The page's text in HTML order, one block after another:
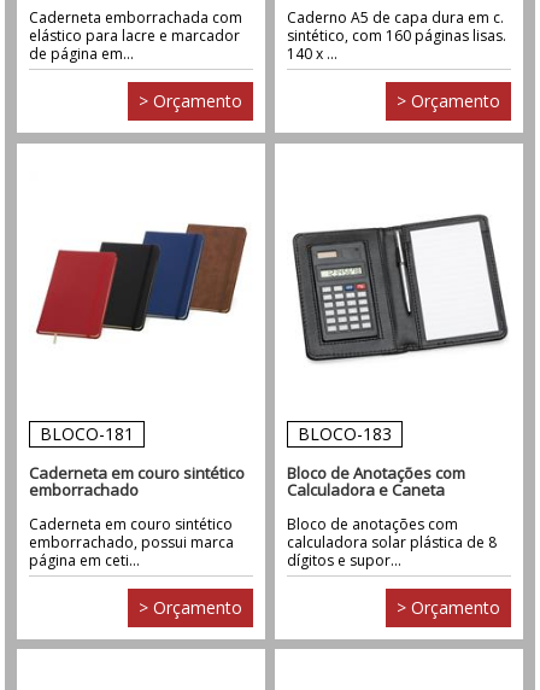
Caderneta emborrachada com
elástico para lacre e marcador
de página em...
> Orçamento
Caderno A5 de capa dura em c.
sintético, com 160 páginas lisas.
140 x ...
> Orçamento
BLOCO-181
Caderneta em couro sintético
emborrachado
Caderneta em couro sintético
emborrachado, possui marca
página em ceti...
> Orçamento
BLOCO-183
Bloco de Anotações com
Calculadora e Caneta
Bloco de anotações com
calculadora solar plástica de 8
dígitos e supor...
> Orçamento